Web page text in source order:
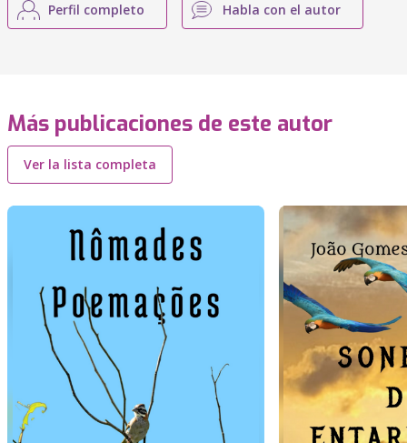
Perfil completo Habla con el autor
Más publicaciones de este autor
Ver la lista completa